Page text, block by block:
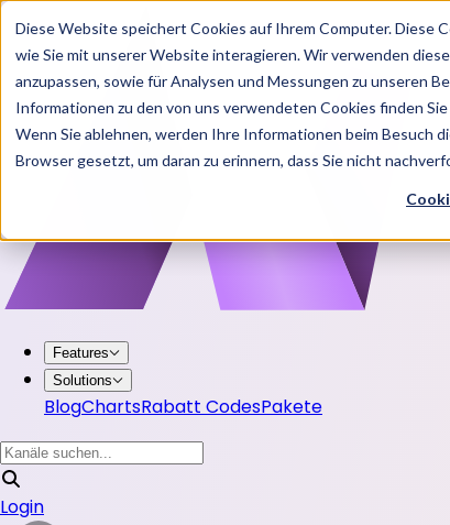
Diese Website speichert Cookies auf Ihrem Computer. Diese
wie Sie mit unserer Website interagieren. Wir verwenden
anzupassen, sowie für Analysen und Messungen zu unseren
Informationen zu den von uns verwendeten Cookies finden
Wenn Sie ablehnen, werden Ihre Informationen beim Besuch
Browser gesetzt, um daran zu erinnern, dass Sie nicht
Features
Solutions
BlogChartsRabatt CodesPakete
Login